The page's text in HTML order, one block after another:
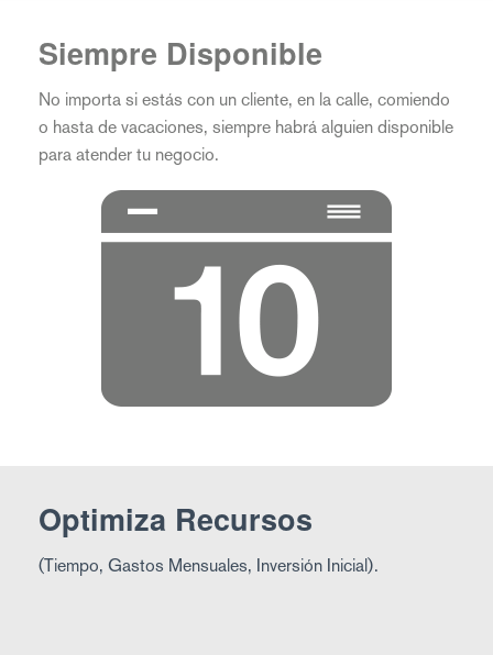
Siempre Disponible
No importa si estás con un cliente, en la calle, comiendo
o hasta de vacaciones, siempre habrá alguien disponible
para atender tu negocio.
Optimiza Recursos
(Tiempo, Gastos Mensuales, Inversión Inicial).